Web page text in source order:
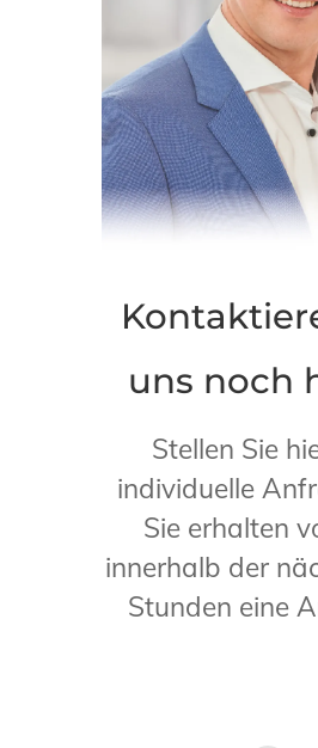
uns noch
Stellen Sie
individuelle
Sie erhalten
innerhalb der
Stunden eine